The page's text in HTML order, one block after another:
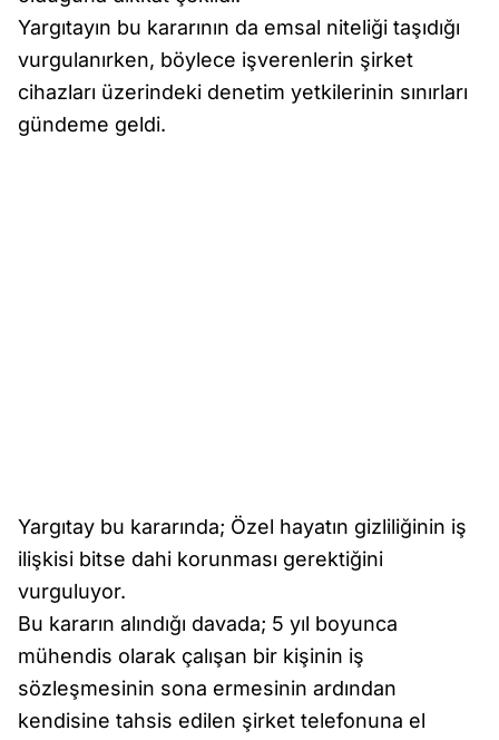
Yargıtayın bu kararının da emsal niteliği taşıdığı
vurgulanırken, böylece işverenlerin şirket
cihazları üzerindeki denetim yetkilerinin sınırları
gündeme geldi.
Yargıtay bu kararında; Özel hayatın gizliliğinin iş
ilişkisi bitse dahi korunması gerektiğini
vurguluyor.
Bu kararın alındığı davada; 5 yıl boyunca
mühendis olarak çalışan bir kişinin iş
sözleşmesinin sona ermesinin ardından
kendisine tahsis edilen şirket telefonuna el